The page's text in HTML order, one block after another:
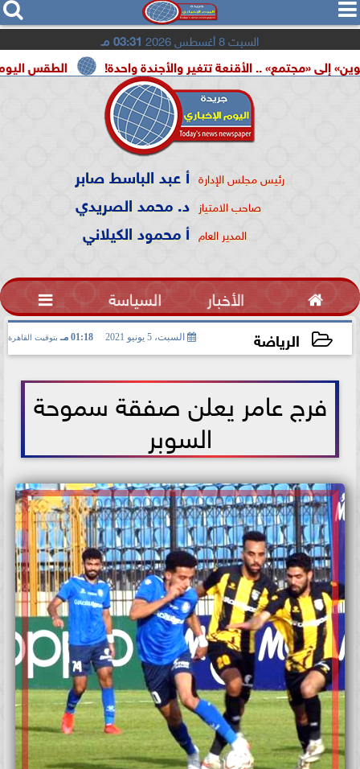
  
السبت 8 أغسطس 2026 03:31 مـ
الطقس اليوم.. شديد .. الأقنعة تتغير والأجندة واحدة!
رئيس مجلس الإدارة أ عبد الباسط صابر
صاحب الامتياز د. محمد الصريدي
المدير العام أ محمود الكيلاني
 الأخبار السياسة 
الرياضة السبت، 5 يونيو 2021 01:18 مـ بتوقيت القاهرة
فرج عامر يعلن صفقة سموحة
السوبر